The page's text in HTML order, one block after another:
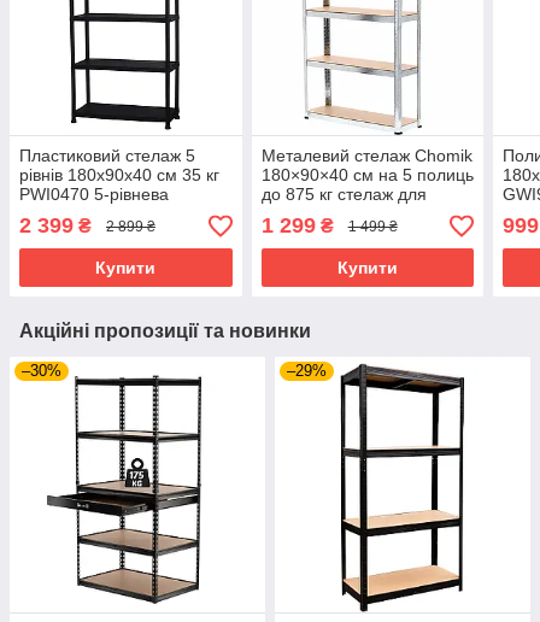
Пластиковий стелаж 5
рівнів 180х90х40 см 35 кг
PWI0470 5-рівнева
пластикова полиця у
гараж стелаж для
майстерні
2 399 ₴ 2 899 ₴
Купити
Металевий стелаж Chomik
180×90×40 см на 5 полиць
до 875 кг стелаж для
зберігання стелаж для
майстерні складський
стелаж
1 299₴ 1 499 ₴
Купити
999
Акційні пропозиції та новинки
–30% –29%